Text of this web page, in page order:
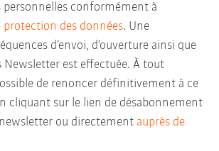
personnelles conformément à
protection des données. Une
d’envoi, d’ouverture ainsi que
Newsletter est effectuée. À tout
de renoncer définitivement à ce
cliquant sur le lien de désabonnement
ou directement auprès de